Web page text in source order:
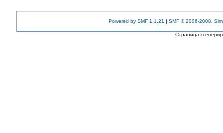
Powered by SMF 1.1.21 | SMF © 2006-2008,
Страница